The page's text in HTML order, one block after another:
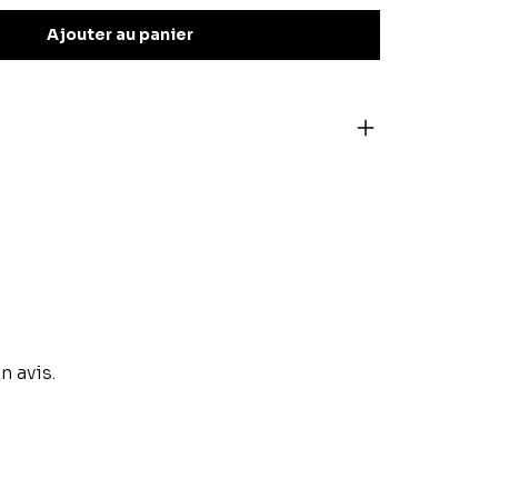
Ajouter au panier
avis.